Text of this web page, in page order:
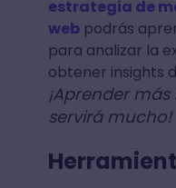
estrategia de
webpodrás
para analizar la
obtener insights
¡Aprender
servirá mucho!